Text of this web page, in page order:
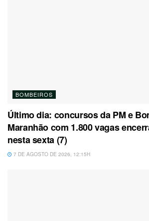
BOMBEIROS
Último dia: concursos da PM e
Maranhão com 1.800 vagas
nesta sexta (7)
7 DE AGOSTO DE 2026, 12:15H